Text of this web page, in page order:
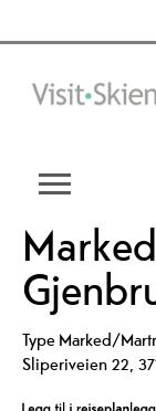
TypeMarked/
Sliperiveien 22,